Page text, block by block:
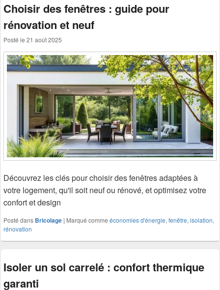
Choisir des fenêtres : guide pour
rénovation et neuf
Posté le 21 août 2025
Découvrez les clés pour choisir des fenêtres adaptées à
votre logement, qu'il soit neuf ou rénové, et optimisez votre
confort et design
Posté dans Bricolage | Marqué comme économies d'énergie,fenêtre,isolation,
rénovation
Isoler un sol carrelé : confort thermique
garanti